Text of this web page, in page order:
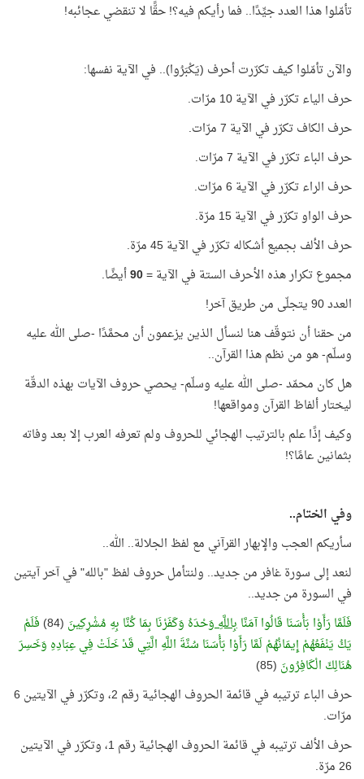
تأمّلوا هذا العدد جيِّدًا.. فما رأيكم فيه؟! حقًّا لا تنقضي عجائبه!
والآن تأمّلوا كيف تكرّرت أحرف (يَكْبَرُوا).. في الآية نفسها:
حرف الياء تكرّر في الآية 10 مرّات.
حرف الكاف تكرّر في الآية 7 مرّات.
حرف الباء تكرّر في الآية 7 مرّات.
حرف الراء تكرّر في الآية 6 مرّات.
حرف الواو تكرّر في الآية 15 مرّة.
حرف الألف بجميع أشكاله تكرّر في الآية 45 مرّة.
مجموع تكرار هذه الأحرف الستة في الآية =90أيضًا.
العدد 90 يتجلّى من طريق آخر!
من حقنا أن نتوقّف هنا لنسأل الذين يزعمون أن محمَّدًا -صلى الله عليه
وسلّم- هو من نظم هذا القرآن..
هل كان محمّد -صلى الله عليه وسلّم- يحصي حروف الآيات بهذه الدقّة
ليختار ألفاظ القرآن ومواقعها!
وكيف إذًا علم بالترتيب الهجائي للحروف ولم تعرفه العرب إلا بعد وفاته
بثمانين عامًا؟!
وفي الختام..
سأريكم العجب والإبهار القرآني مع لفظ الجلالة.. الله..
لنعد إلى سورة غافر من جديد.. ولنتأمل حروف لفظ "بالله" في آخر آيتين
في السورة من جديد..
فَلَمَّا رَأَوْا بَأْسَنَا قَالُوا آمَنَّابِاللَّهِوَحْدَهُ وَكَفَرْنَا بِمَا كُنَّا بِهِ مُشْرِكِينَ (84)
فَلَمْ
يَكُ يَنْفَعُهُمْ إِيمَانُهُمْ لَمَّا رَأَوْا بَأْسَنَا سُنَّةَ اللَّهِ الَّتِي قَدْ خَلَتْ فِي عِبَادِهِ وَخَسِرَ
هُنَالِكَ الْكَافِرُونَ (85)
حرف الباء ترتيبه في قائمة الحروف الهجائية رقم 2، وتكرّر في الآيتين 6
مرّات.
حرف الألف ترتيبه في قائمة الحروف الهجائية رقم 1، وتكرّر في الآيتين
26 مرّة.